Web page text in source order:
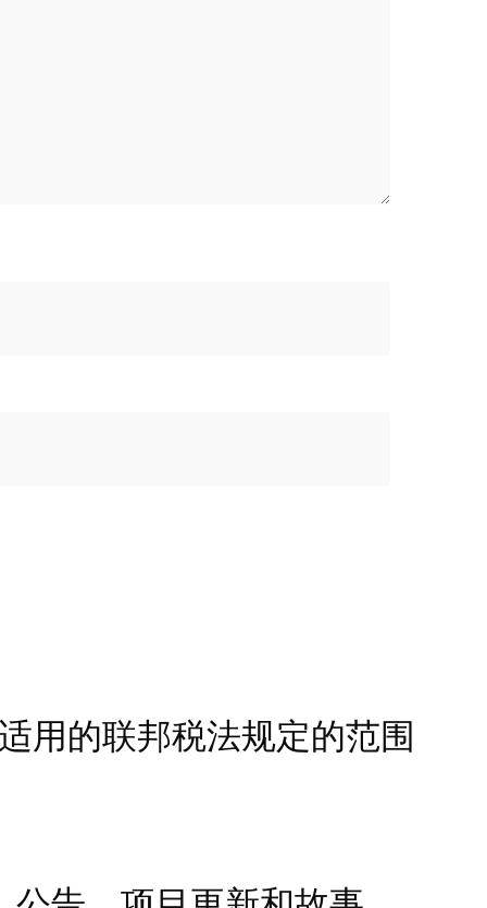
用的联邦税法规定的范围